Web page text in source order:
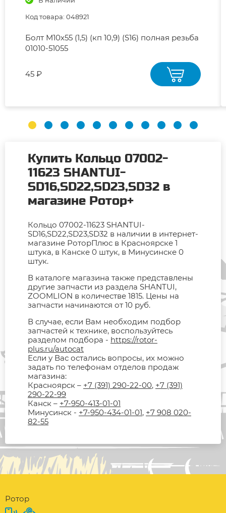
Код товара: 048921
Болт М10х55 (1,5) (кп 10,9) (S16) полная резьба
01010-51055
45 ₽
Купить Кольцо 07002-
11623 SHANTUI-
SD16,SD22,SD23,SD32 в
магазине Ротор+
Кольцо 07002-11623 SHANTUI-
SD16,SD22,SD23,SD32 в наличии в интернет-
магазине РоторПлюс в Красноярске 1
штука, в Канске 0 штук, в Минусинске 0
штук.
В каталоге магазина также представлены
другие запчасти из раздела SHANTUI,
ZOOMLION в количестве 1815. Цены на
запчасти начинаются от 10 руб.
В случае, если Вам необходим подбор
запчастей к технике, воспользуйтесь
разделом подбора - https://rotor-
plus.ru/autocat
Если у Вас остались вопросы, их можно
задать по телефонам отделов продаж
магазина:
Красноярск – +7 (391) 290-22-00, +7 (391)
290-22-99
Канск – +7-950-413-01-01
Минусинск - +7-950-434-01-01, +7 908 020-
82-55
Ротор